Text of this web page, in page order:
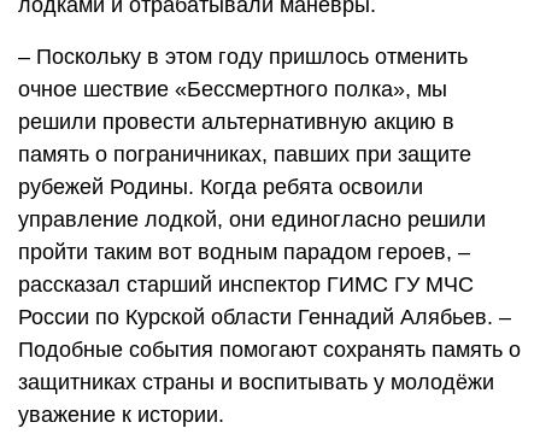
– Поскольку в этом году пришлось отменить
очное шествие «Бессмертного полка», мы
решили провести альтернативную акцию в
память о пограничниках, павших при защите
рубежей Родины. Когда ребята освоили
управление лодкой, они единогласно решили
пройти таким вот водным парадом героев, –
рассказал старший инспектор ГИМС ГУ МЧС
России по Курской области Геннадий Алябьев. –
Подобные события помогают сохранять память о
защитниках страны и воспитывать у молодёжи
уважение к истории.